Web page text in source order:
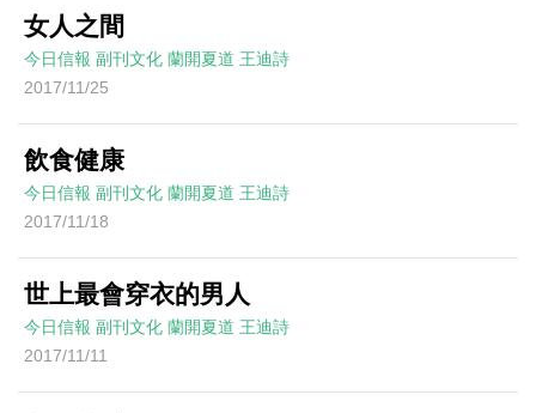
女人之間
今日信報 副刊文化 蘭開夏道 王迪詩
2017/11/25
飲食健康
今日信報 副刊文化 蘭開夏道 王迪詩
2017/11/18
世上最會穿衣的男人
今日信報 副刊文化 蘭開夏道 王迪詩
2017/11/11